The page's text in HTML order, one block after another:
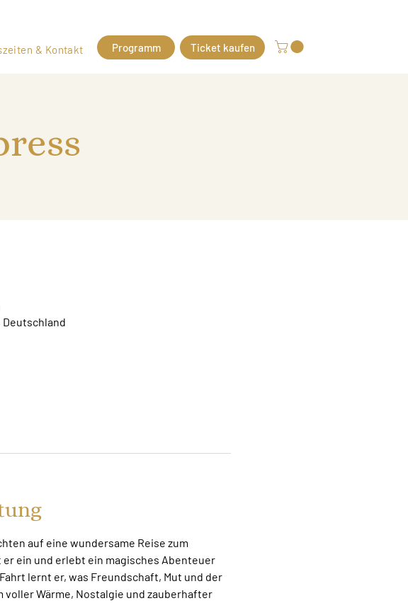
& Kontakt Programm Ticket kaufen
Deutschland
auf eine wundersame Reise zum
ein und erlebt ein magisches Abenteuer
lernt er, was Freundschaft, Mut und der
voller Wärme, Nostalgie und zauberhafter